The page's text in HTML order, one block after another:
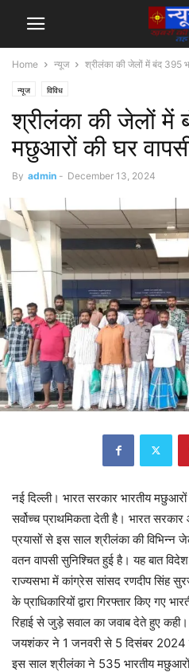
Home न्यूज श्रीलंका की जेलों में बंद 395
न्यूज विविध
श्रीलंका की जेलों में
मछुआरों की घर
By admin - December 13, 2024
नई दिल्ली। भारत सरकार भारतीय
सर्वोच्च प्राथमिकता देती है। भारत
प्रयासों से इस साल श्रीलंका की विभिन्न
वतन वापसी सुनिश्चित हुई है। यह बात
राज्यसभा में कांग्रेस सांसद रणदीप सिंह
के प्राधिकारियों द्वारा गिरफ्तार किए गए
रिहाई से जुड़े सवाल का जवाब देते हुए कही।
जयशंकर ने 1 जनवरी से 5 दिसंबर
इस साल श्रीलंका ने 535 भारतीय मछुआरों